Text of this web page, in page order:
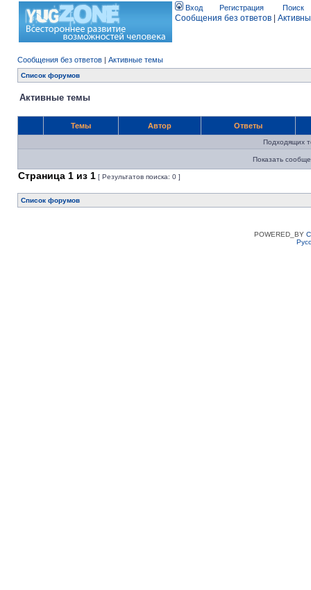
Вход Регистрация Поиск
Сообщения без ответов
Сообщения без ответов | Активные темы
Список форумов
Активные темы
Темы Автор Ответы
Подходящих
Показать
Страница 1 из 1 [ Результатов поиска: 0 ]
Список форумов
POWERED_BY